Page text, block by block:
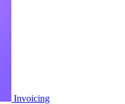
Invoicing